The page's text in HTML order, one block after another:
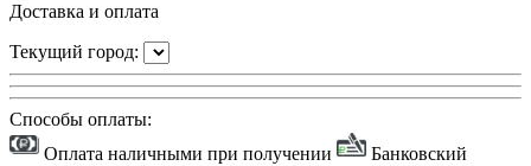
Доставка и оплата
Текущий город:
Способы оплаты:
Оплата наличными при получении
Банковский